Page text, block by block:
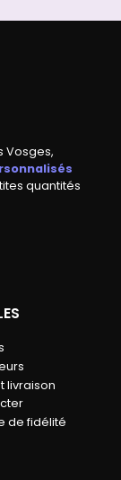
Vosges,
quantités
livraison
de fidélité